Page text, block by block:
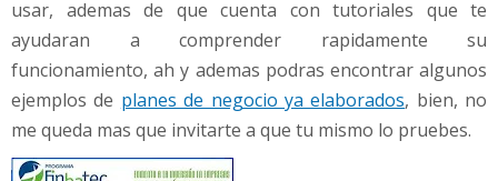
i
n
d
e
usar, ademas de que cuenta con tutoriales que te
ayudaran a comprender rapidamente su
funcionamiento, ah y ademas podras encontrar algunos
ejemplos de planes de negocio ya elaborados, bien, no
me queda mas que invitarte a que tu mismo lo pruebes.